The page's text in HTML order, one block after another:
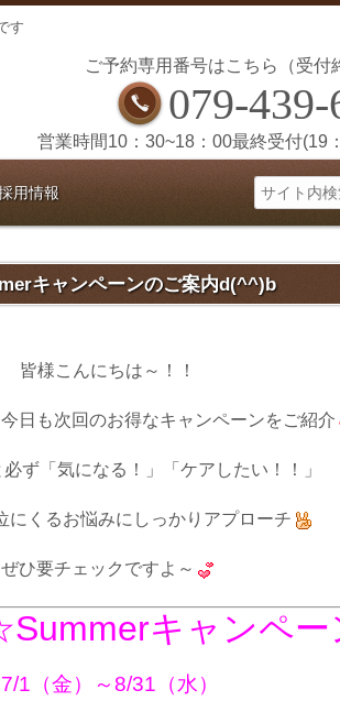
す
ご予約専用番号はこちら（受付
079-439-
営業時間10：30~18：00最終受付(19
用情報
キャンペーンのご案内d(^^)b
皆様こんにちは～！！
日も次回のお得なキャンペーンをご紹介
ず「気になる！」「ケアしたい！！」
にくるお悩みにしっかりアプローチ
ぜひ要チェックですよ～
キャンペー
7/1（金）～8/31（水）